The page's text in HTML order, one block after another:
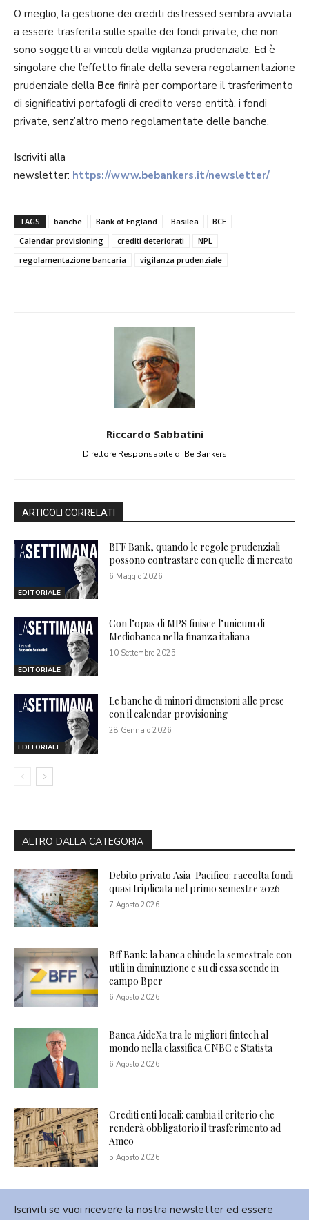
O meglio, la gestione dei crediti distressed sembra avviata
a essere trasferita sulle spalle dei fondi private, che non
sono soggetti ai vincoli della vigilanza prudenziale. Ed è
singolare che l’effetto finale della severa regolamentazione
prudenziale della Bce finirà per comportare il trasferimento
di significativi portafogli di credito verso entità, i fondi
private, senz’altro meno regolamentate delle banche.
Iscriviti alla
newsletter: https://www.bebankers.it/newsletter/
TAGS banche Bank of England Basilea
BCE
Calendar provisioning
crediti deteriorati
NPL
regolamentazione bancaria
vigilanza prudenziale
Riccardo Sabbatini
Direttore Responsabile di Be Bankers
ARTICOLI CORRELATI
EDITORIALE
BFF Bank, quando le regole prudenziali
possono contrastare con quelle di mercato
6 Maggio 2026
EDITORIALE
Con l’opas di MPS finisce l’unicum di
Mediobanca nella finanza italiana
10 Settembre 2025
EDITORIALE
Le banche di minori dimensioni alle prese
con il calendar provisioning
28 Gennaio 2026
ALTRO DALLA CATEGORIA
Debito privato Asia-Pacifico: raccolta fondi
quasi triplicata nel primo semestre 2026
7 Agosto 2026
Bff Bank: la banca chiude la semestrale con
utili in diminuzione e su di essa scende in
campo Bper
6 Agosto 2026
Banca AideXa tra le migliori fintech al
mondo nella classifica CNBC e Statista
6 Agosto 2026
Crediti enti locali: cambia il criterio che
renderà obbligatorio il trasferimento ad
Amco
5 Agosto 2026
Iscriviti se vuoi ricevere la nostra newsletter ed essere